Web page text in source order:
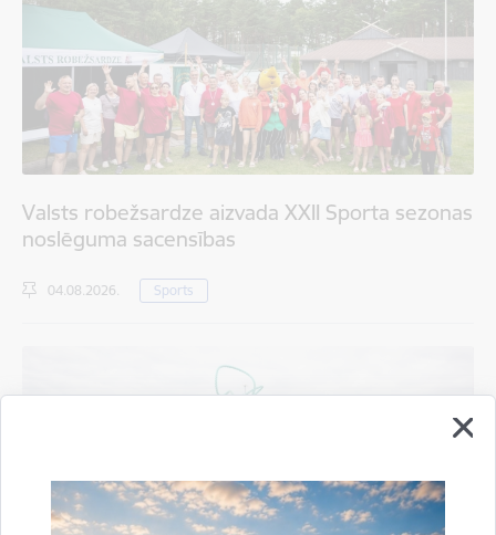
Valsts robežsardze aizvada XXII Sporta sezonas
noslēguma sacensības
04.08.2026. Sports